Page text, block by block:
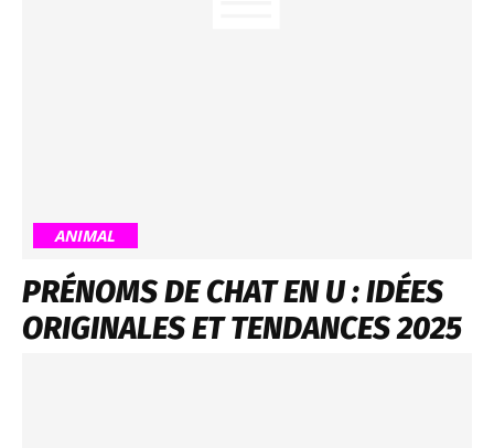
ANIMAL
PRÉNOMS DE CHAT EN U : IDÉES
ORIGINALES ET TENDANCES 2025